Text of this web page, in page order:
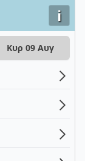
i
Κυρ 09 Αυγ